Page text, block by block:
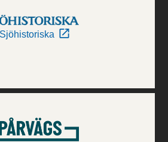
Sjöhistoriska